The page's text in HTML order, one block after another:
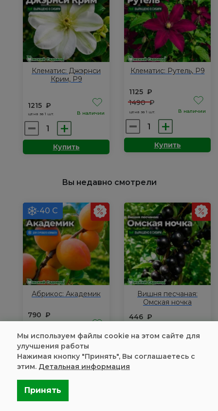
Клематис: Джэрнси
Крим, Р9
1215 ₽
цена за 1 шт. В наличии
Количество
товара
Клематис:Купить
Клематис: Рутель, Р9
1125 ₽
1490₽
цена за 1 шт. В наличии
Количество
товара
Клематис:Купить
Вы недавно смотрели
-40 С
Абрикос: Академик
790 ₽
цена за 1 шт. В наличии
Количество
товара
Абрикос:
Академик
Купить
Вишня песчаная:
Омская ночка
446 ₽
цена за 1 шт. В наличии
товара
Вишня
-40 С
Мы используем файлы cookie на этом сайте для
улучшения работы
Нажимая кнопку "Принять", Вы соглашаетесь с
этим. Детальная информация
Принять